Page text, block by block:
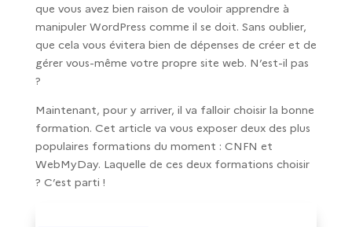
que vous avez bien raison de vouloir apprendre à
manipuler WordPress comme il se doit. Sans oublier,
que cela vous évitera bien de dépenses de créer et de
gérer vous-même votre propre site web. N’est-il pas
?
Maintenant, pour y arriver, il va falloir choisir la bonne
formation. Cet article va vous exposer deux des plus
populaires formations du moment : CNFN et
WebMyDay. Laquelle de ces deux formations choisir
? C’est parti !